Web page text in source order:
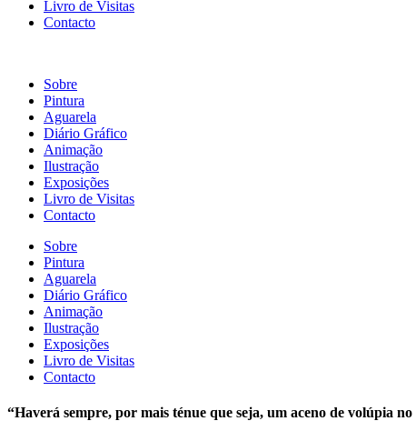
Livro de Visitas
Contacto
Sobre
Pintura
Aguarela
Diário Gráfico
Animação
Ilustração
Exposições
Livro de Visitas
Contacto
Sobre
Pintura
Aguarela
Diário Gráfico
Animação
Ilustração
Exposições
Livro de Visitas
Contacto
“Haverá sempre, por mais ténue que seja, um aceno de volúpia